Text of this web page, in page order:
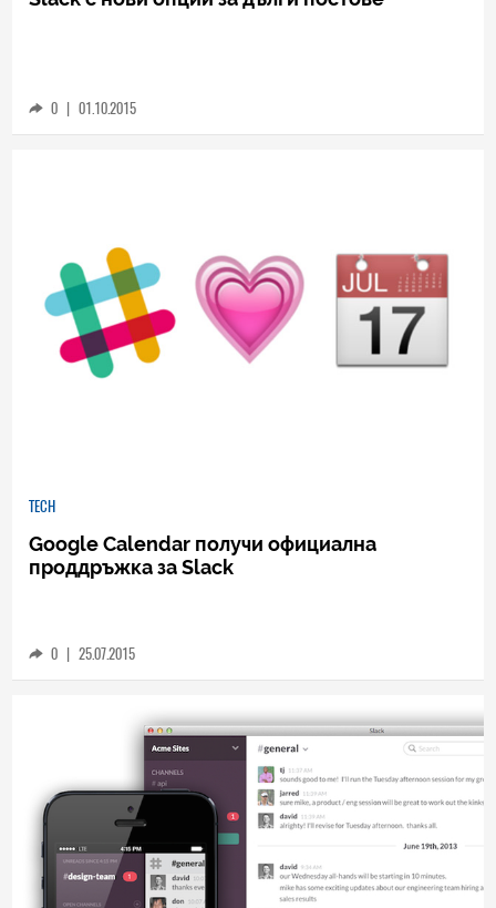
0 | 01.10.2015
TECH
Google Calendar получи официална
проддръжка за Slack
0 | 25.07.2015